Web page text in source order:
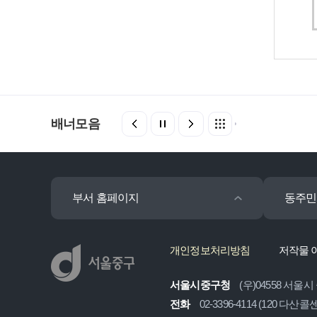
배너모음
부서 홈페이지 동주
개인정보처리방침 저작물
서울시중구청
(우)04558 서울
전화
02-3396-4114 (120 다산콜